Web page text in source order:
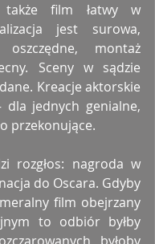
film łatwy w
jest surowa,
oszczędne, montaż
Sceny w sądzie
Kreacje aktorskie
dla jednych genialne,
przekonujące.
rozgłos: nagroda w
do Oscara. Gdyby
film obejrzany
to odbiór byłby